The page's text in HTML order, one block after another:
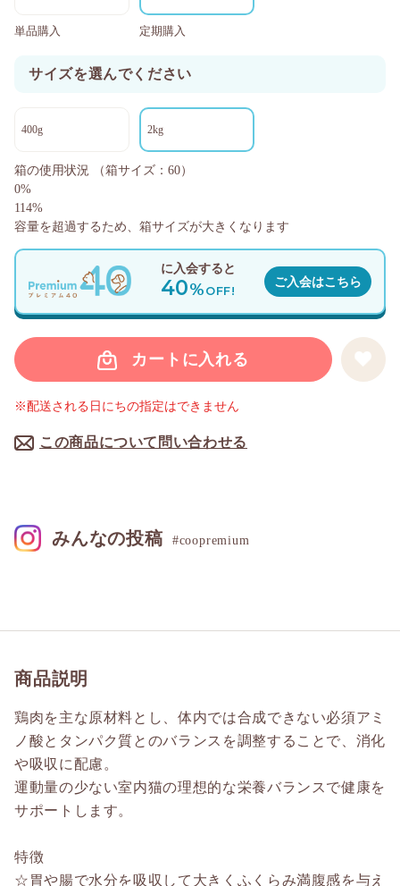
単品購入 定期購入
サイズを選んでください
400g 2kg
カートに入れる
この商品について問い合わせる
※配送される日にちの指定はできません
に入会すると
40%OFF!
ご入会はこちら
箱の使用状況
（箱サイズ：60）
0%
114%
容量を超過するため、箱サイズが大きくなります
商品説明
鶏肉を主な原材料とし、体内では合成できない必須アミ
ノ酸とタンパク質とのバランスを調整することで、消化
や吸収に配慮。
運動量の少ない室内猫の理想的な栄養バランスで健康を
サポートします。
特徴
☆胃や腸で水分を吸収して大きくふくらみ満腹感を与え
みんなの投稿 #coopremium